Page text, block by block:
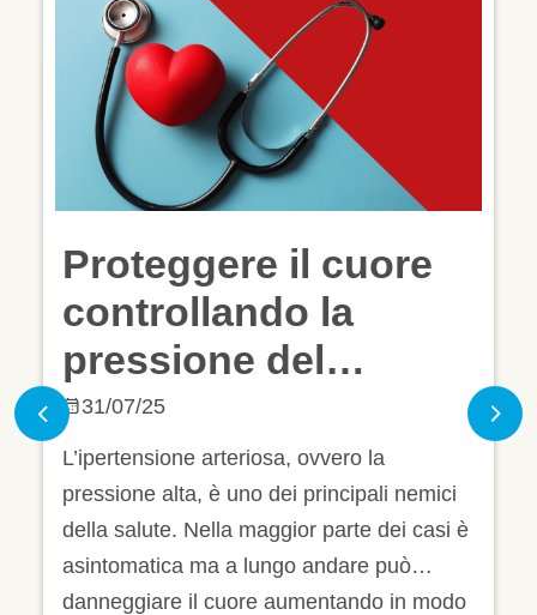
casi è
modo
Giornata Mondiale
dell'Ipertensione:
proteggere il
controllando la
pressione del
sangue
La pressione alta è una condizione
colpisce oltre 16 milioni di italiani.
Nonostante sia così diffusa si può
prevenire e/o trattare con modifiche
stile di vita e la terapia
Previous Next